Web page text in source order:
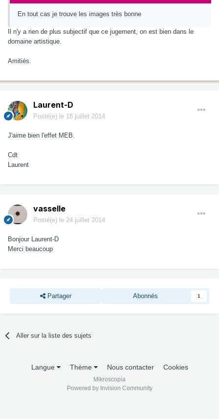
En tout cas je trouve les images très bonne
Il n'y a rien de plus subjectif que ce jugement, on est bien dans le
domaine artistique.
Amitiés.
Laurent-D
Posté(e) le 18 juillet 2014
J'aime bien l'effet MEB.
Cdt
Laurent
vasselle
Posté(e) le 24 juillet 2014
Bonjour Laurent-D
Merci beaucoup
Partager Abonnés 1
Aller sur la liste des sujets
Langue Thème Nous contacter Cookies
Mikroscopia
Powered by Invision Community